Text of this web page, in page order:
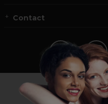
Contact
Vous n’êtes
Visitez notre site